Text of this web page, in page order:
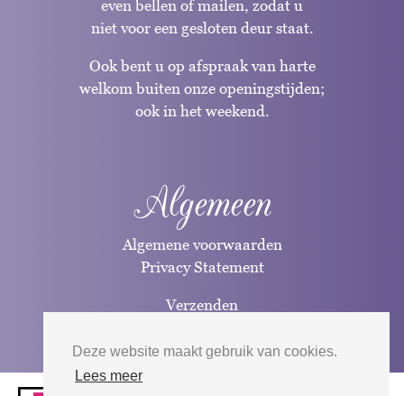
Deze website maakt gebruik van cookies.
Lees meer
even bellen of mailen, zodat u
niet voor een gesloten deur staat.
Ook bent u op afspraak van harte
welkom buiten onze openingstijden;
ook in het weekend.
Algemeen
Algemene voorwaarden
Privacy Statement
Verzenden